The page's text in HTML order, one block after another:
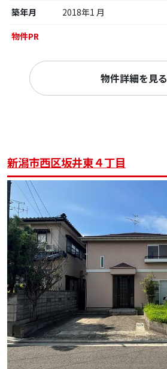
築年月
2018年1 月
物件PR
物件詳細を見る
新潟市西区坂井東４丁目